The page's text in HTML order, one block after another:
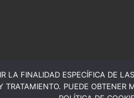
LA FINALIDAD ESPECÍFICA DE
PUEDE